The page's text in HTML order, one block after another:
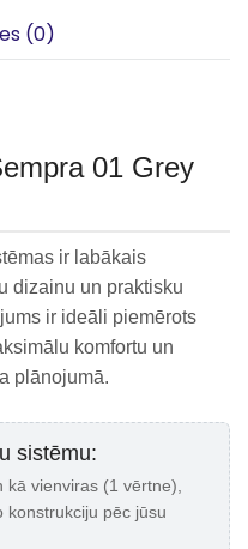
(0)
01 Grey
ir labākais
dizainu un praktisku
ir ideāli piemērots
komfortu un
plānojumā.
sistēmu:
vienviras (1 vērtne),
pēc jūsu